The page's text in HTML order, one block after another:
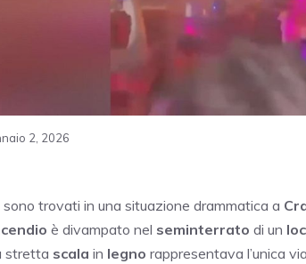
2, 2026
trovati in una situazione drammatica a
è divampato nel seminterrato di un
stretta scala in legno rappresentava l’unica